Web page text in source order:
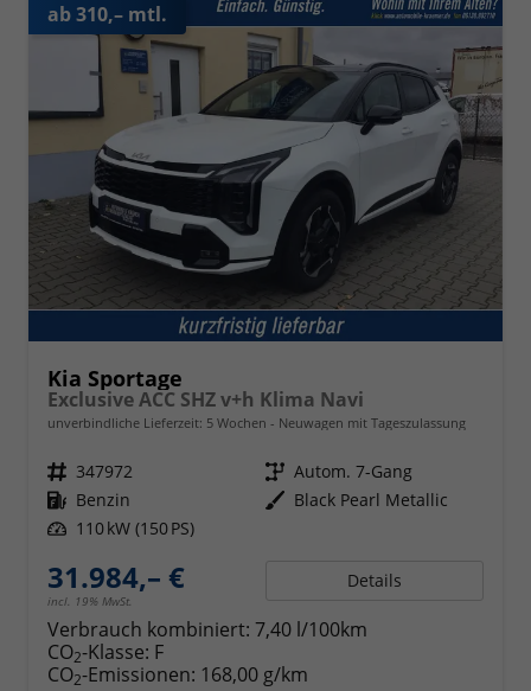
ab 310,– mtl.
Kia Sportage
Exclusive ACC SHZ v+h Klima Navi
unverbindliche Lieferzeit: 5 Wochen Neuwagen mit Tageszulassung
Fahrzeugnr. 347972 Getriebe Autom. 7-Gang
Kraftstoff Benzin Außenfarbe Black Pearl Metallic
Leistung 110 kW (150 PS)
31.984,– €
incl. 19% MwSt.
Details
Verbrauch kombiniert: 7,40 l/100km
CO2-Klasse: F
CO2-Emissionen: 168,00 g/km